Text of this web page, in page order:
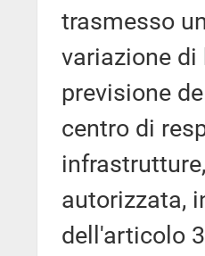
trasmesso
variazione
previsione
centro di
autorizzata,
dell'articolo